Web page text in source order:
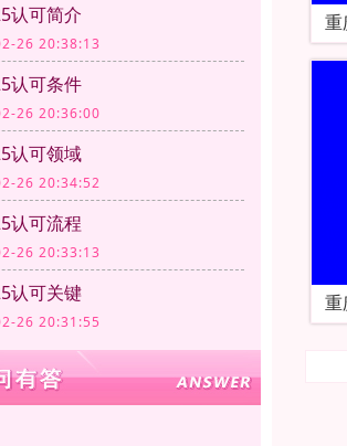
认可简介
26 20:38:13
认可条件
26 20:36:00
认可领域
26 20:34:52
认可流程
26 20:33:13
认可关键
26 20:31:55
重
重